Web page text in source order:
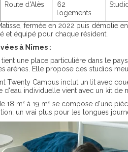
Route d'Alès
62
logements
fermée en 2022 puis démolie
et équipé pour chaque résident.
à Nîmes :
une place particulière dans le
arènes. Elle propose des studios
Twenty Campus inclut un lit avec
d'eau individuelle vient avec un kit
18 m² à 19 m² se compose d'une
un vrai plus pour les longues